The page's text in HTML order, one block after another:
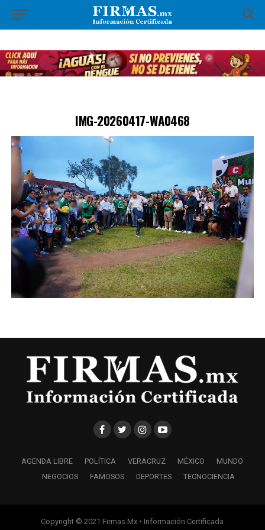
IMG-20260417-WA0468
AGENDA LIBRE POLÍTICA VERACRUZ MÉXICO
MUNDO
NEGOCIOS
FAMOSOS DEPORTES TECNOCIENCIA
Copyright © 2021 Firmas.Mx • Información Certificada